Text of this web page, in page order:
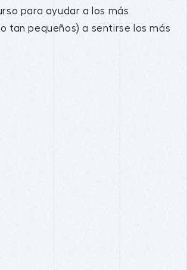
para ayudar a los más
tan pequeños) a sentirse los más